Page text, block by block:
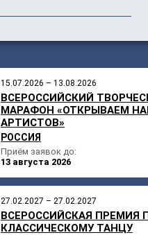
15.07.2026 – 13.08.2026
ВСЕРОССИЙСКИЙ
МАРАФОН «ОТКРЫВАЕМ
АРТИСТОВ»
РОССИЯ
Приём заявок до:
13 августа 2026
27.02.2027 – 27.02.2027
ВСЕРОССИЙСКАЯ ПРЕМИЯ
КЛАССИЧЕСКОМУ ТАНЦУ